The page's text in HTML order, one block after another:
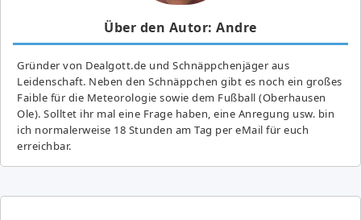
Über den Autor: Andre
Gründer von Dealgott.de und Schnäppchenjäger aus
Leidenschaft. Neben den Schnäppchen gibt es noch ein großes
Fai­ble für die Meteorologie sowie dem Fußball (Oberhausen
Ole). Solltet ihr mal eine Frage haben, eine Anregung usw. bin
ich normalerweise 18 Stunden am Tag per eMail für euch
erreichbar.